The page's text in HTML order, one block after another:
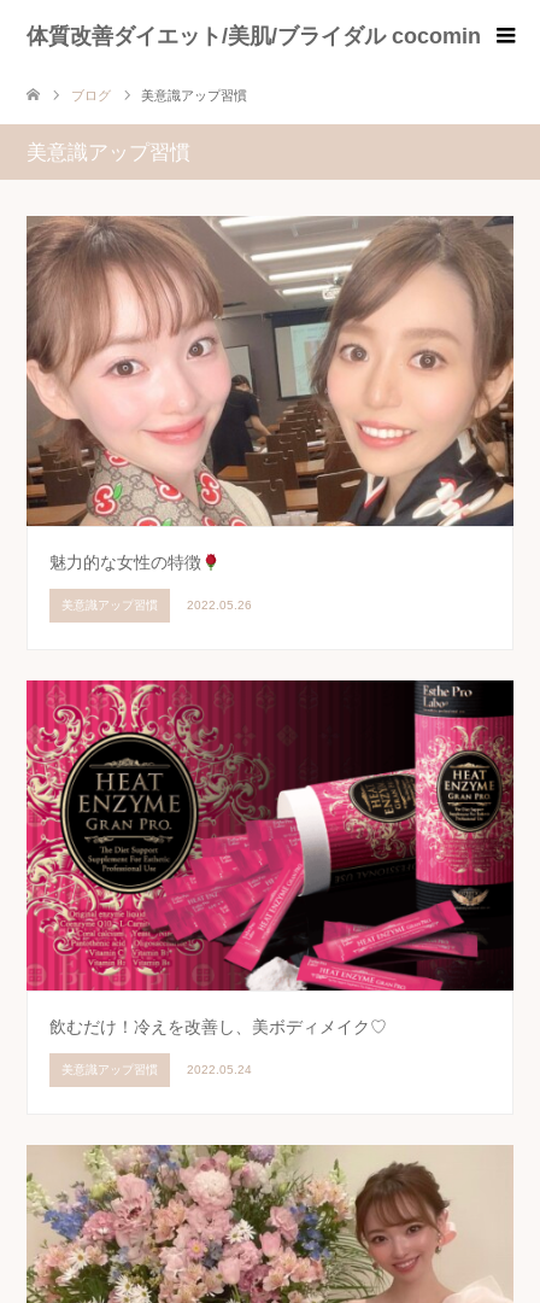
体質改善ダイエット/美肌/ブライダル cocomin
ブログ 美意識アップ習慣
美意識アップ習慣
魅力的な女性の特徴
美意識アップ習慣 2022.05.26
飲むだけ！冷えを改善し、美ボディメイク♡
美意識アップ習慣 2022.05.24